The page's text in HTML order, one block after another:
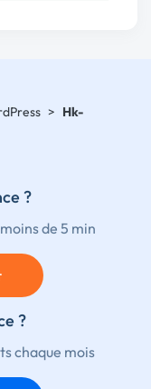
> Hk-
?
de 5 min
?
chaque mois